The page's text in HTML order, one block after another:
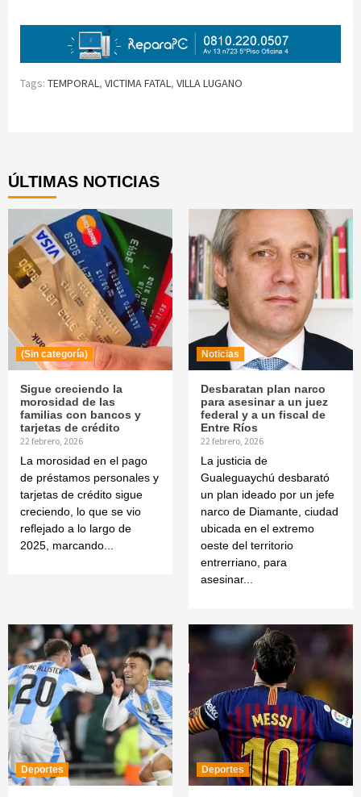
Tags: TEMPORAL, VICTIMA FATAL, VILLA LUGANO
ÚLTIMAS NOTICIAS
(Sin categoría)
Sigue creciendo la
morosidad de las
familias con bancos y
tarjetas de crédito
22 febrero, 2026
La morosidad en el pago
de préstamos personales y
tarjetas de crédito sigue
creciendo, lo que se vio
reflejado a lo largo de
2025, marcando...
Noticias
Desbaratan plan narco
para asesinar a un juez
federal y a un fiscal de
Entre Ríos
22 febrero, 2026
La justicia de
Gualeguaychú desbarató
un plan ideado por un jefe
narco de Diamante, ciudad
ubicada en el extremo
oeste del territorio
entrerriano, para
asesinar...
Deportes Deportes